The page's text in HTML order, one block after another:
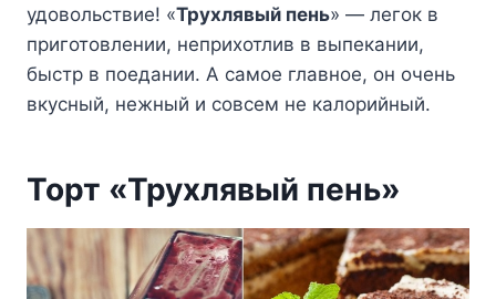
удовольствие! «Трухлявый пень» — легок в
приготовлении, неприхотлив в выпекании,
быстр в поедании. А самое главное, он очень
вкусный, нежный и совсем не калорийный.
Торт «Трухлявый пень»